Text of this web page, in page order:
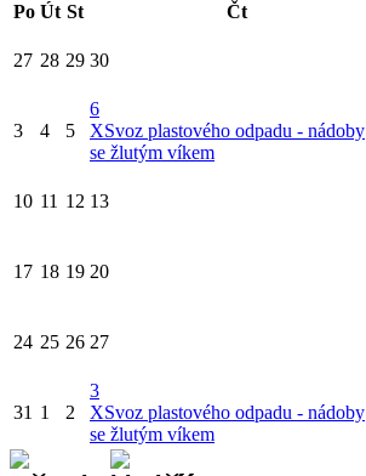
Po Út St Čt
27 28 29 30
3 4 5
6
XSvoz plastového odpadu - nádoby
se žlutým víkem
10 11 12 13
17 18 19 20
24 25 26 27
31 1 2
3
XSvoz plastového odpadu - nádoby
se žlutým víkem